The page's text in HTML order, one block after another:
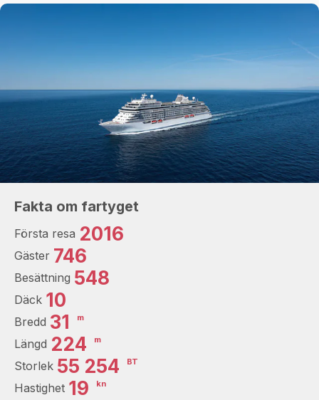
Fakta om fartyget
Första resa 2016
Gäster 746
Besättning 548
Däck 10
Bredd 31 m
Längd 224 m
Storlek 55 254 BT
Hastighet 19 kn